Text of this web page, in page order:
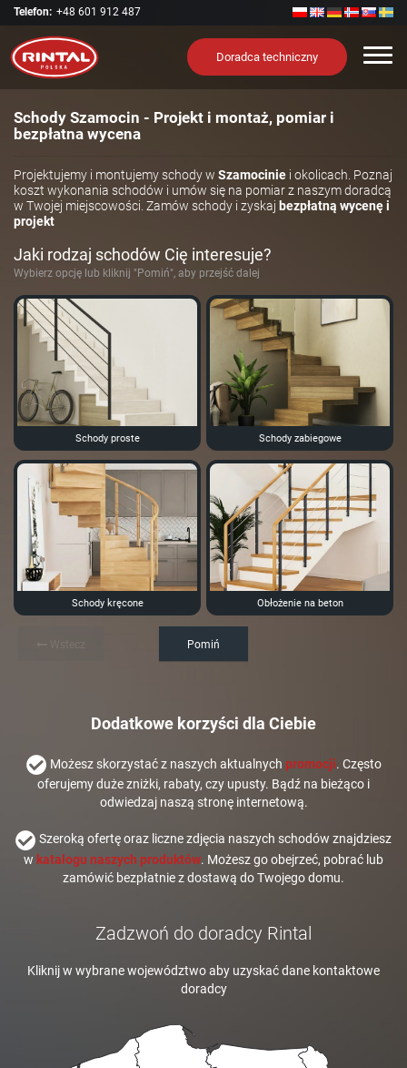
Telefon: +48 601 912 487
Doradca techniczny
Schody Szamocin - Projekt i montaż, pomiar i
bezpłatna wycena
Projektujemy i montujemy schody w Szamocinie i okolicach. Poznaj
koszt wykonania schodów i umów się na pomiar z naszym doradcą
w Twojej miejscowości. Zamów schody i zyskaj bezpłatną wycenę i
projekt
Jaki rodzaj schodów Cię interesuje?
Wybierz opcję lub kliknij "Pomiń", aby przejść dalej
Schody proste Schody zabiegowe
Schody kręcone Obłożenie na beton
Pomiń
Dodatkowe korzyści dla Ciebie
Możesz skorzystać z naszych aktualnych promocji. Często
oferujemy duże zniżki, rabaty, czy upusty. Bądź na bieżąco i
odwiedzaj naszą stronę internetową.
Szeroką ofertę oraz liczne zdjęcia naszych schodów znajdziesz
w katalogu naszych produktów. Możesz go obejrzeć, pobrać lub
zamówić bezpłatnie z dostawą do Twojego domu.
Zadzwoń do doradcy Rintal
Kliknij w wybrane województwo aby uzyskać dane kontaktowe
doradcy